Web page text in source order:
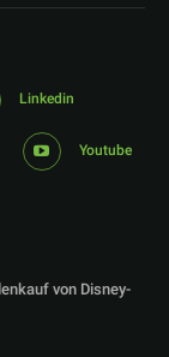
Linkedin
Youtube
von Disney-